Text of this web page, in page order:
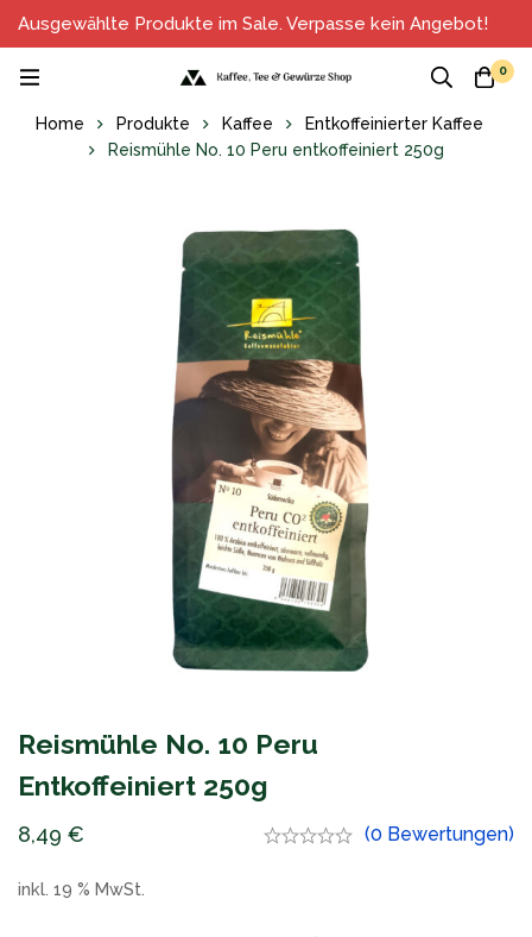
Ausgewählte Produkte im Sale. Verpasse kein Angebot!
0
Home Produkte Kaffee
Entkoffeinierter Kaffee
Reismühle No. 10 Peru entkoffeiniert 250g
Reismühle No. 10 Peru
Entkoffeiniert 250g
8,49 € (0 Bewertungen)
inkl. 19 % MwSt.